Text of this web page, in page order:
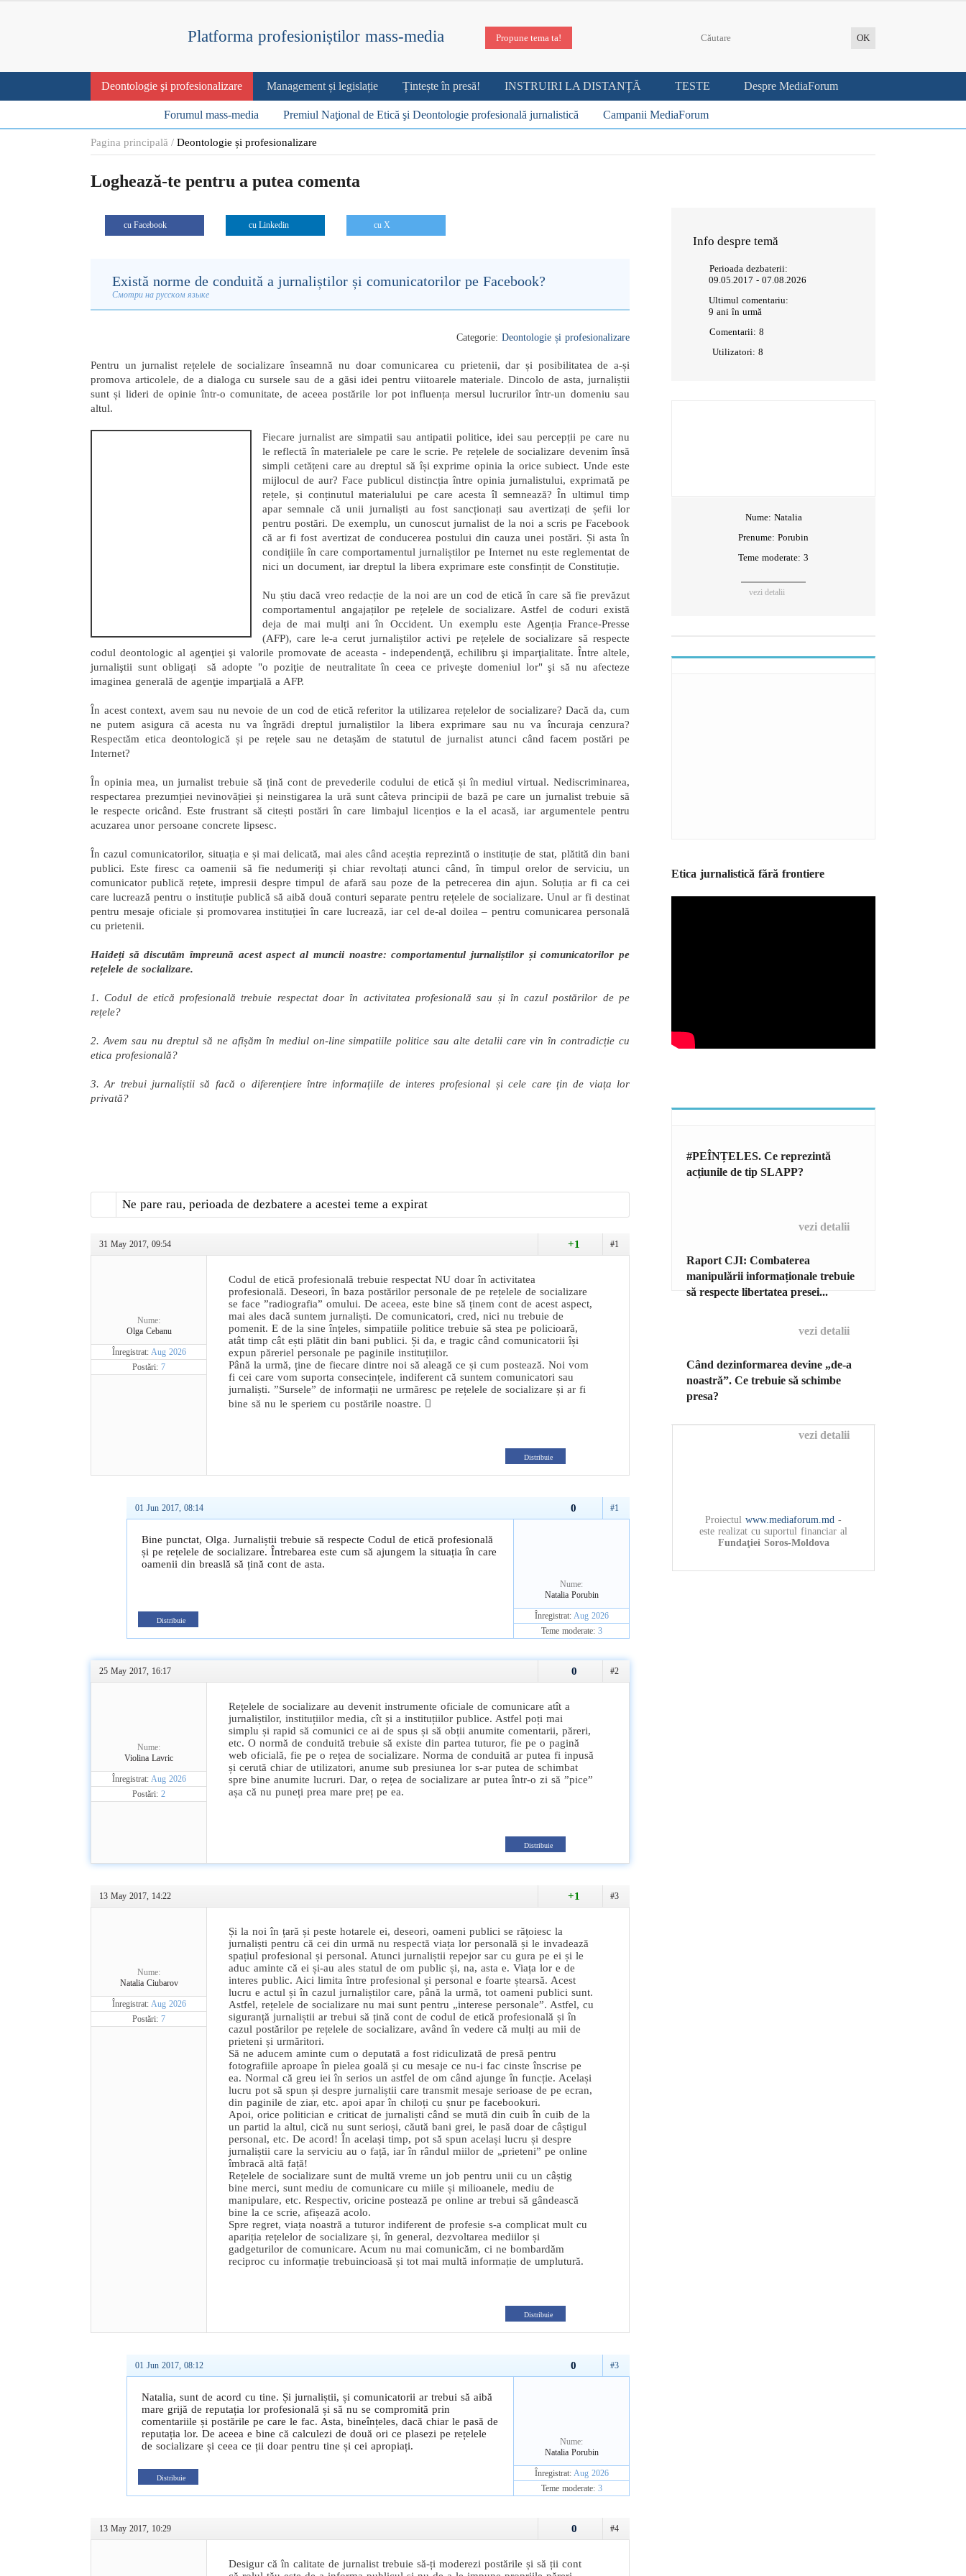
Platforma profesioniștilor mass-media Propune tema ta!
Deontologie şi profesionalizare Management și legislație Țintește în presă! INSTRUIRI LA DISTANȚĂ TESTE Despre MediaForum
Forumul mass-media Premiul Naţional de Etică şi Deontologie profesională jurnalistică Campanii MediaForum
Pagina principală Deontologie și profesionalizare
Loghează-te pentru a putea comenta
cu Facebook cu Linkedin cu X
Info despre temă
Perioada dezbaterii:
09.05.2017 - 07.08.2026
Ultimul comentariu:
9 ani în urmă
Comentarii: 8
Utilizatori: 8
Nume: Natalia
Prenume: Porubin
Teme moderate: 3
vezi detalii
Etica jurnalistică fără frontiere
#PEÎNȚELES. Ce reprezintă
acțiunile de tip SLAPP?
vezi detalii
Raport CJI: Combaterea
manipulării informaționale trebuie
să respecte libertatea presei...
vezi detalii
Când dezinformarea devine „de-a
noastră”. Ce trebuie să schimbe
presa?
vezi detalii
Proiectul www.mediaforum.md -
este realizat cu suportul financiar al
Fundaţiei Soros-Moldova
Există norme de conduită a jurnaliștilor și comunicatorilor pe Facebook?
Смотри на русском языке
Categorie: Deontologie și profesionalizare
Pentru un jurnalist rețelele de socializare înseamnă nu doar comunicarea cu prietenii, dar și posibilitatea de a-și
promova articolele, de a dialoga cu sursele sau de a găsi idei pentru viitoarele materiale. Dincolo de asta, jurnaliștii
sunt și lideri de opinie într-o comunitate, de aceea postările lor pot influența mersul lucrurilor într-un domeniu sau
altul.
Fiecare jurnalist are simpatii sau antipatii politice, idei sau percepții pe care nu
le reflectă în materialele pe care le scrie. Pe rețelele de socializare devenim însă
simpli cetățeni care au dreptul să își exprime opinia la orice subiect. Unde este
mijlocul de aur? Face publicul distincția între opinia jurnalistului, exprimată pe
rețele, și conținutul materialului pe care acesta îl semnează? În ultimul timp
apar semnale că unii jurnaliști au fost sancționați sau avertizați de șefii lor
pentru postări. De exemplu, un cunoscut jurnalist de la noi a scris pe Facebook
că ar fi fost avertizat de conducerea postului din cauza unei postări. Și asta în
condițiile în care comportamentul jurnaliștilor pe Internet nu este reglementat de
nici un document, iar dreptul la libera exprimare este consfințit de Constituție.
Nu știu dacă vreo redacție de la noi are un cod de etică în care să fie prevăzut
comportamentul angajaților pe rețelele de socializare. Astfel de coduri există
deja de mai mulți ani în Occident. Un exemplu este Agenția France-Presse
(AFP), care le-a cerut jurnaliștilor activi pe rețelele de socializare să respecte
codul deontologic al agenţiei şi valorile promovate de aceasta - independenţă, echilibru şi imparţialitate. Între altele,
jurnaliştii sunt obligați să adopte "o poziţie de neutralitate în ceea ce priveşte domeniul lor" şi să nu afecteze
imaginea generală de agenţie imparţială a AFP.
În acest context, avem sau nu nevoie de un cod de etică referitor la utilizarea rețelelor de socializare? Dacă da, cum
ne putem asigura că acesta nu va îngrădi dreptul jurnaliștilor la libera exprimare sau nu va încuraja cenzura?
Respectăm etica deontologică și pe rețele sau ne detașăm de statutul de jurnalist atunci când facem postări pe
Internet?
În opinia mea, un jurnalist trebuie să țină cont de prevederile codului de etică și în mediul virtual. Nediscriminarea,
respectarea prezumției nevinovăției și neinstigarea la ură sunt câteva principii de bază pe care un jurnalist trebuie să
le respecte oricând. Este frustrant să citești postări în care limbajul licențios e la el acasă, iar argumentele pentru
acuzarea unor persoane concrete lipsesc.
În cazul comunicatorilor, situația e și mai delicată, mai ales când aceștia reprezintă o instituție de stat, plătită din bani
publici. Este firesc ca oamenii să fie nedumeriți și chiar revoltați atunci când, în timpul orelor de serviciu, un
comunicator publică rețete, impresii despre timpul de afară sau poze de la petrecerea din ajun. Soluția ar fi ca cei
care lucrează pentru o instituție publică să aibă două conturi separate pentru rețelele de socializare. Unul ar fi destinat
pentru mesaje oficiale și promovarea instituției în care lucrează, iar cel de-al doilea – pentru comunicarea personală
cu prietenii.
Haideți să discutăm împreună acest aspect al muncii noastre: comportamentul jurnaliștilor și comunicatorilor pe
rețelele de socializare.
1. Codul de etică profesională trebuie respectat doar în activitatea profesională sau și în cazul postărilor de pe
rețele?
2. Avem sau nu dreptul să ne afișăm în mediul on-line simpatiile politice sau alte detalii care vin în contradicție cu
etica profesională?
3. Ar trebui jurnaliștii să facă o diferențiere între informațiile de interes profesional și cele care țin de viața lor
privată?
Ne pare rau, perioada de dezbatere a acestei teme a expirat
31 May 2017, 09:54 #1
+1
Nume:
Olga Cebanu
Înregistrat: Aug 2026
Postări: 7
Codul de etică profesională trebuie respectat NU doar în activitatea
profesională. Deseori, în baza postărilor personale de pe rețelele de socializare
se face ”radiografia” omului. De aceea, este bine să ținem cont de acest aspect,
mai ales dacă suntem jurnaliști. De comunicatori, cred, nici nu trebuie de
pomenit. E de la sine înțeles, simpatiile politice trebuie să stea pe policioară,
atât timp cât ești plătit din bani publici. Și da, e tragic când comunicatorii își
expun păreriel personale pe paginile instituțiilor.
Până la urmă, ține de fiecare dintre noi să aleagă ce și cum postează. Noi vom
fi cei care vom suporta consecințele, indiferent că suntem comunicatori sau
jurnaliști. ”Sursele” de informații ne urmăresc pe rețelele de socializare și ar fi
bine să nu le speriem cu postările noastre. 
Distribuie
01 Jun 2017, 08:14 #1
0
Bine punctat, Olga. Jurnaliștii trebuie să respecte Codul de etică profesională
și pe rețelele de socializare. Întrebarea este cum să ajungem la situația în care
oamenii din breaslă să țină cont de asta.
Distribuie
Nume:
Natalia Porubin
Înregistrat: Aug 2026
Teme moderate: 3
25 May 2017, 16:17 #2
0
Nume:
Violina Lavric
Înregistrat: Aug 2026
Postări: 2
Rețelele de socializare au devenit instrumente oficiale de comunicare atît a
jurnaliștilor, instituțiilor media, cît și a instituțiilor publice. Astfel poți mai
simplu și rapid să comunici ce ai de spus și să obții anumite comentarii, păreri,
etc. O normă de conduită trebuie să existe din partea tuturor, fie pe o pagină
web oficială, fie pe o rețea de socializare. Norma de conduită ar putea fi inpusă
și cerută chiar de utilizatori, anume sub presiunea lor s-ar putea de schimbat
spre bine anumite lucruri. Dar, o rețea de socializare ar putea într-o zi să ”pice”
așa că nu puneți prea mare preț pe ea.
Distribuie
13 May 2017, 14:22 #3
+1
Nume:
Natalia Ciubarov
Înregistrat: Aug 2026
Postări: 7
Și la noi în țară și peste hotarele ei, deseori, oameni publici se rățoiesc la
jurnaliști pentru că cei din urmă nu respectă viața lor personală și le invadează
spațiul profesional și personal. Atunci jurnaliștii repejor sar cu gura pe ei și le
aduc aminte că ei și-au ales statul de om public și, na, asta e. Viața lor e de
interes public. Aici limita între profesional și personal e foarte ștearsă. Acest
lucru e actul și în cazul jurnaliștilor care, până la urmă, tot oameni publici sunt.
Astfel, rețelele de socializare nu mai sunt pentru „interese personale”. Astfel, cu
siguranță jurnaliștii ar trebui să țină cont de codul de etică profesională și în
cazul postărilor pe rețelele de socializare, având în vedere că mulți au mii de
prieteni și urmăritori.
Să ne aducem aminte cum o deputată a fost ridiculizată de presă pentru
fotografiile aproape în pielea goală și cu mesaje ce nu-i fac cinste înscrise pe
ea. Normal că greu iei în serios un astfel de om când ajunge în funcție. Același
lucru pot să spun și despre jurnaliștii care transmit mesaje serioase de pe ecran,
din paginile de ziar, etc. apoi apar în chiloți cu șnur pe facebookuri.
Apoi, orice politician e criticat de jurnaliști când se mută din cuib în cuib de la
un partid la altul, cică nu sunt serioși, căută bani grei, le pasă doar de câștigul
personal, etc. De acord! În același timp, pot să spun același lucru și despre
jurnaliștii care la serviciu au o față, iar în rândul miilor de „prieteni” pe online
îmbracă altă față!
Rețelele de socializare sunt de multă vreme un job pentru unii cu un câștig
bine merci, sunt mediu de comunicare cu miile și milioanele, mediu de
manipulare, etc. Respectiv, oricine postează pe online ar trebui să gândească
bine la ce scrie, afișează acolo.
Spre regret, viața noastră a tuturor indiferent de profesie s-a complicat mult cu
apariția rețelelor de socializare și, în general, dezvoltarea mediilor și
gadgeturilor de comunicare. Acum nu mai comunicăm, ci ne bombardăm
reciproc cu informație trebuincioasă și tot mai multă informație de umplutură.
Distribuie
01 Jun 2017, 08:12 #3
0
Natalia, sunt de acord cu tine. Și jurnaliștii, și comunicatorii ar trebui să aibă
mare grijă de reputația lor profesională și să nu se compromită prin
comentariile și postările pe care le fac. Asta, bineînțeles, dacă chiar le pasă de
reputația lor. De aceea e bine că calculezi de două ori ce plasezi pe rețelele
de socializare și ceea ce ții doar pentru tine și cei apropiați.
Distribuie
Nume:
Natalia Porubin
Înregistrat: Aug 2026
Teme moderate: 3
13 May 2017, 10:29 #4
0
Desigur că în calitate de jurnalist trebuie să-ți moderezi postările și să ții cont